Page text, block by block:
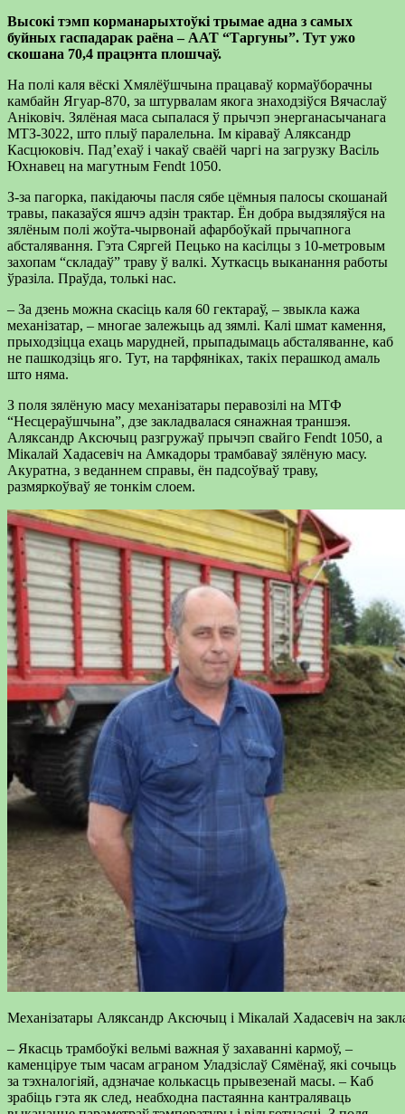
Высокі тэмп корманарыхтоўкі трымае адна з самых
буйных гаспадарак раёна – ААТ “Таргуны”. Тут ужо
скошана 70,4 працэнта плошчаў.
На полі каля вёскі Хмялёўшчына працаваў кормаўборачны
камбайн Ягуар-870, за штурвалам якога знаходзіўся Вячаслаў
Аніковіч. Зялёная маса сыпалася ў прычэп энерганасычанага
МТЗ-3022, што плыў паралельна. Ім кіраваў Аляксандр
Касцюковіч. Пад’ехаў і чакаў сваёй чаргі на загрузку Васіль
Юхнавец на магутным Fendt 1050.
З-за пагорка, пакідаючы пасля сябе цёмныя палосы скошанай
травы, паказаўся яшчэ адзін трактар. Ён добра выдзяляўся на
зялёным полі жоўта-чырвонай афарбоўкай прычапнога
абсталявання. Гэта Сяргей Пецько на касілцы з 10-метровым
захопам “складаў” траву ў валкі. Хуткасць выканання работы
ўразіла. Праўда, толькі нас.
– За дзень можна скасіць каля 60 гектараў, – звыкла кажа
механізатар, – многае залежыць ад зямлі. Калі шмат камення,
прыходзіцца ехаць марудней, прыпадымаць абсталяванне, каб
не пашкодзіць яго. Тут, на тарфяніках, такіх перашкод амаль
што няма.
З поля зялёную масу механізатары перавозілі на МТФ
“Несцераўшчына”, дзе закладвалася сянажная траншэя.
Аляксандр Аксючыц разгружаў прычэп свайго Fendt 1050, а
Мікалай Хадасевіч на Амкадоры трамбаваў зялёную масу.
Акуратна, з веданнем справы, ён падсоўваў траву,
размяркоўваў яе тонкім слоем.
Механізатары Аляксандр Аксючыц і Мікалай Хадасевіч на
– Якасць трамбоўкі вельмі важная ў захаванні кармоў, –
каменціруе тым часам аграном Уладзіслаў Сямёнаў, які сочыць
за тэхналогіяй, адзначае колькасць прывезенай масы. – Каб
зрабіць гэта як след, неабходна пастаянна кантраляваць